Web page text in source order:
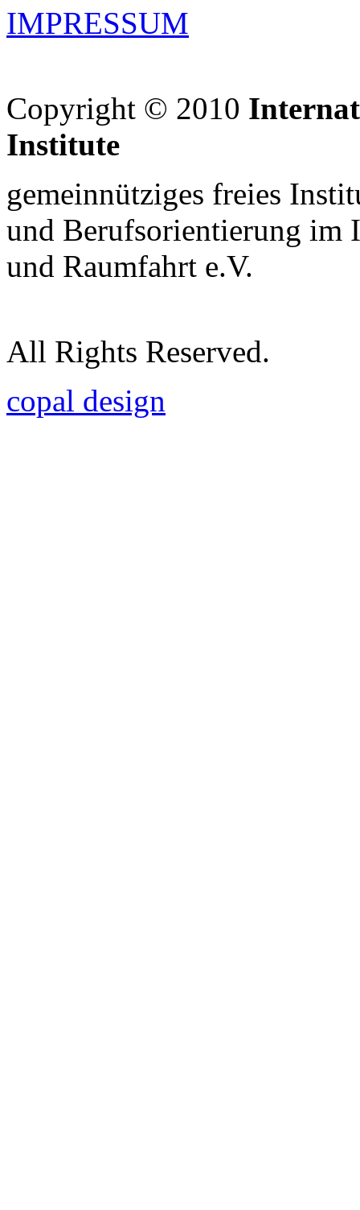
IMPRESSUM
Copyright © 2010
Institute
gemeinnütziges freies
und Berufsorientierung im
und Raumfahrt e.V.
All Rights Reserved.
copal design